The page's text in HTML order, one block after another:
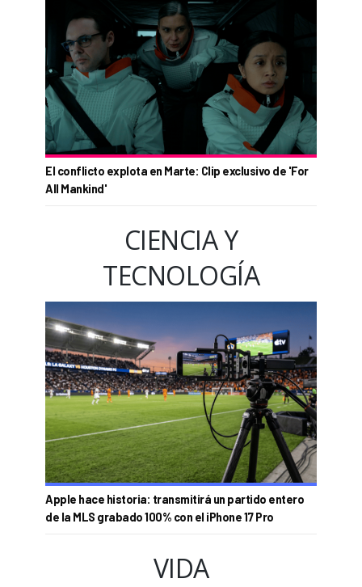
El conflicto explota en Marte: Clip exclusivo de 'For
All Mankind'
CIENCIA Y
TECNOLOGÍA
Apple hace historia: transmitirá un partido entero
de la MLS grabado 100% con el iPhone 17 Pro
VIDA